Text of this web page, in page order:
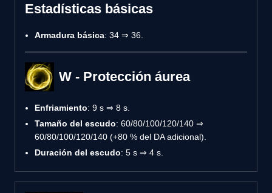
Estadísticas básicas
Armadura básica: 34 ⇒ 36.
W - Protección áurea
Enfriamiento: 9 s ⇒ 8 s.
Tamaño del escudo: 60/80/100/120/140 ⇒
60/80/100/120/140 (+80 % del DA adicional).
Duración del escudo: 5 s ⇒ 4 s.